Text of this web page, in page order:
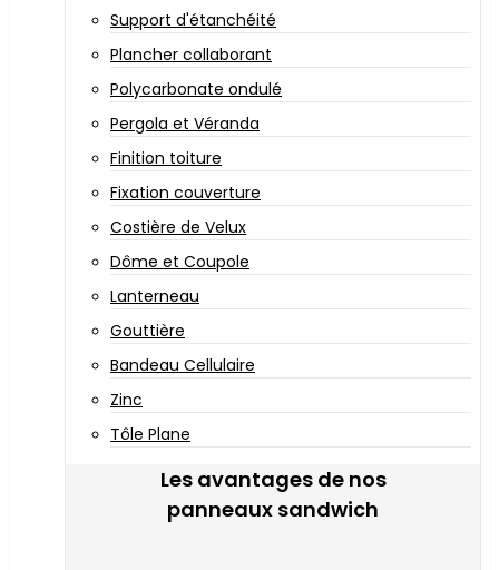
Support d'étanchéité
Plancher collaborant
Polycarbonate ondulé
Pergola et Véranda
Finition toiture
Fixation couverture
Costière de Velux
Dôme et Coupole
Lanterneau
Gouttière
Bandeau Cellulaire
Zinc
Tôle Plane
Les avantages de nos
panneaux sandwich